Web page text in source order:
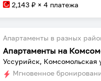
2,143 ₽ × 4 платежа
Апартаменты в разных
Апартаменты на
Уссурийск, Комсомольская
Мгновенное